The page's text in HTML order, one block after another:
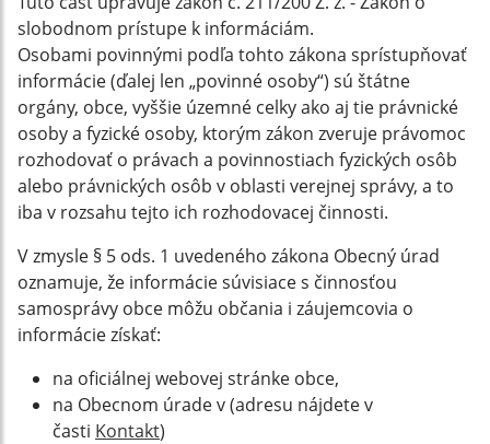
slobodnom prístupe k informáciám.
Osobami povinnými podľa tohto zákona sprístupňovať
informácie (ďalej len „povinné osoby“) sú štátne
orgány, obce, vyššie územné celky ako aj tie právnické
osoby a fyzické osoby, ktorým zákon zveruje právomoc
rozhodovať o právach a povinnostiach fyzických osôb
alebo právnických osôb v oblasti verejnej správy, a to
iba v rozsahu tejto ich rozhodovacej činnosti.
V zmysle § 5 ods. 1 uvedeného zákona Obecný úrad
oznamuje, že informácie súvisiace s činnosťou
samosprávy obce môžu občania i záujemcovia o
informácie získať:
na oficiálnej webovej stránke obce,
na Obecnom úrade v (adresu nájdete v
časti Kontakt)